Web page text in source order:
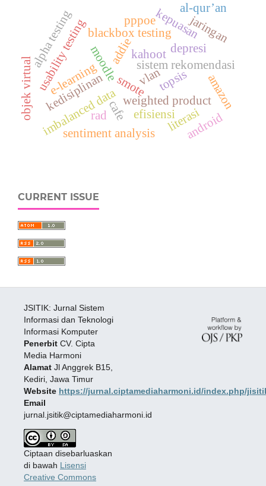
sistem rekomendasi
smote
weighted product
moodleaddie
blackbox testing
usability testing topsis
imbalanced data
e-learning
alpha testing
objek virtual literasi
kahoot
kepuasan
kedisiplinan
sentiment analysis
amazon
depresi
jaringan
efisiensi
pppoe
vlan
android
cafe
rad
al-qur’an
CURRENT ISSUE
JSITIK: Jurnal Sistem
Informasi dan Teknologi
Informasi Komputer
PenerbitCV. Cipta
Media Harmoni
AlamatJl Anggrek B15,
Kediri, Jawa Timur
Website https://jurnal.ciptamediaharmoni.id/index.php/
Email
jurnal.jsitik@ciptamediaharmoni.id
Ciptaan disebarluaskan
di bawah Lisensi
Creative Commons